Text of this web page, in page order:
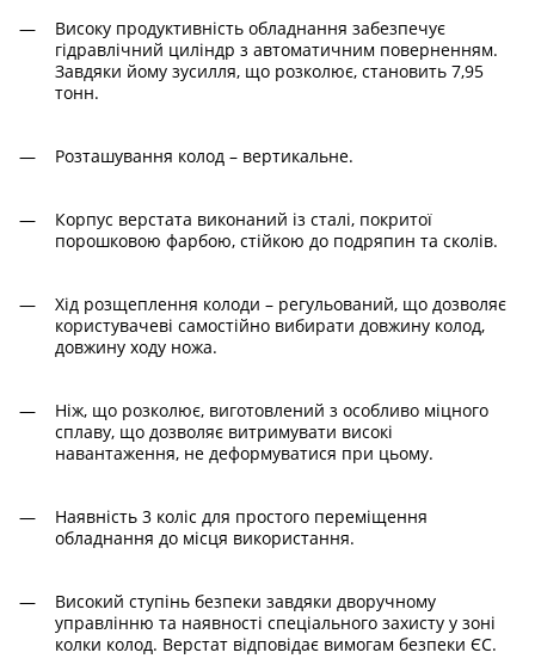
Високу продуктивність обладнання забезпечує
гідравлічний циліндр з автоматичним поверненням.
Завдяки йому зусилля, що розколює, становить 7,95
тонн.
Розташування колод – вертикальне.
Корпус верстата виконаний із сталі, покритої
порошковою фарбою, стійкою до подряпин та сколів.
Хід розщеплення колоди – регульований, що дозволяє
користувачеві самостійно вибирати довжину колод,
довжину ходу ножа.
Ніж, що розколює, виготовлений з особливо міцного
сплаву, що дозволяє витримувати високі
навантаження, не деформуватися при цьому.
Наявність 3 коліс для простого переміщення
обладнання до місця використання.
Високий ступінь безпеки завдяки дворучному
управлінню та наявності спеціального захисту у зоні
колки колод. Верстат відповідає вимогам безпеки ЄС.